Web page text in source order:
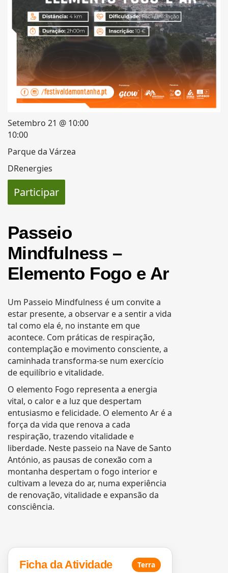
Passeio
Mindfulness –
Elemento Fogo e Ar
Um Passeio Mindfulness é um convite a
estar presente, a observar e a sentir a vida
tal como ela é, no instante em que
acontece. Com práticas de respiração,
contemplação e movimento consciente, a
caminhada transforma-se num exercício
de equilíbrio e vitalidade.
O elemento Fogo representa a energia
vital, o calor e a luz que despertam
entusiasmo e felicidade. O elemento Ar é a
força da vida que renova a cada
respiração, trazendo vitalidade e
liberdade. Neste passeio na Nave de Santo
António, as pausas de conexão com a
montanha despertam o fogo interior e
cultivam a leveza do ar, numa experiência
de renovação, vitalidade e expansão da
consciência.
Ficha da Atividade Terra
Setembro 21 @ 10:00
10:00
Parque da Várzea
DRenergies
Participar